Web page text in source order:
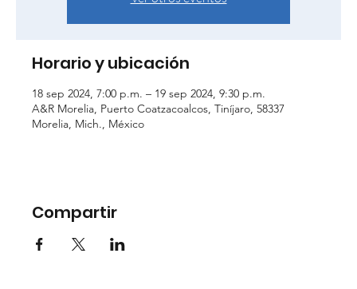
Horario y ubicación
18 sep 2024, 7:00 p.m. – 19 sep 2024, 9:30 p.m.
A&R Morelia, Puerto Coatzacoalcos, Tiníjaro, 58337
Morelia, Mich., México
Compartir